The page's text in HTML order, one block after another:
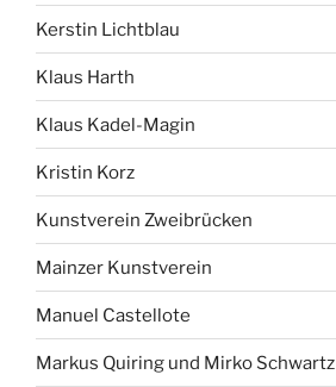
Kerstin Lichtblau
Klaus Harth
Klaus Kadel-Magin
Kristin Korz
Kunstverein Zweibrücken
Mainzer Kunstverein
Manuel Castellote
Markus Quiring und Mirko Schwartz